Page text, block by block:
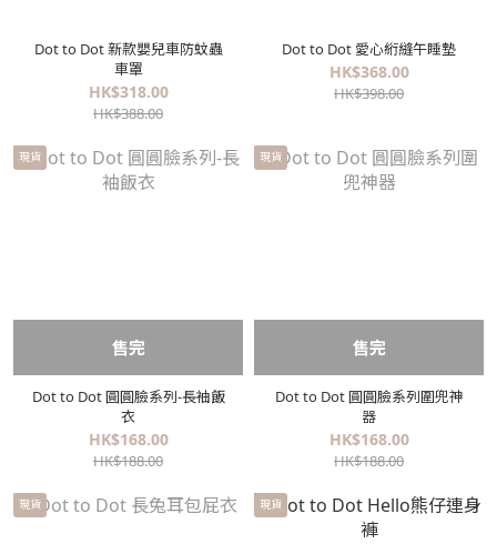
Dot to Dot 新款嬰兒車防蚊蟲
車罩
HK$318.00
HK$388.00
Dot to Dot 愛心絎縫午睡墊
HK$368.00
HK$398.00
現貨
售完
Dot to Dot 圓圓臉系列-長袖飯
衣
HK$168.00
HK$188.00
現貨
售完
Dot to Dot 圓圓臉系列圍兜神
器
HK$168.00
HK$188.00
現貨 現貨